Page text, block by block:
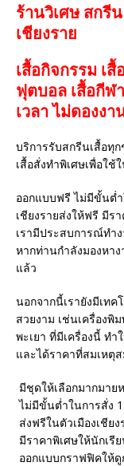
ร้านวิเศษ สกรี
เชียงราย
เสื้อกิจกรรม เสื้
ฟุตบอล เสื้อกีฬา
เวลา ไม่ดองงา
บริการรับสกรีนเสื้อทุก
เสื้อสั่งทำพิเศษเพื่อใช้
ออกแบบฟรี ไม่มีขั้นต่ำ
เชียงรายส่งให้ฟรี มีร
เรามีประสบการณ์ทำ
หากท่านกำลังมองหา
แล้ว
นอกจากนี้เรายังมีเท
สวยงาม เช่นเครื่องพิ
พะเยา ที่มีเครื่องนี้ ท
และได้ราคาที่สมเหตุ
มีชุดให้เลือกมากมา
ไม่มีขั้นต่ำในการสั่ง
ส่งฟรีในตัวเมืองเชีย
มีราคาพิเศษให้นักเรี
ออกแบบกราฟฟิคให้ดู